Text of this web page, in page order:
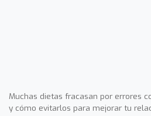
Muchas dietas fracasan por errores
y cómo evitarlos para mejorar tu